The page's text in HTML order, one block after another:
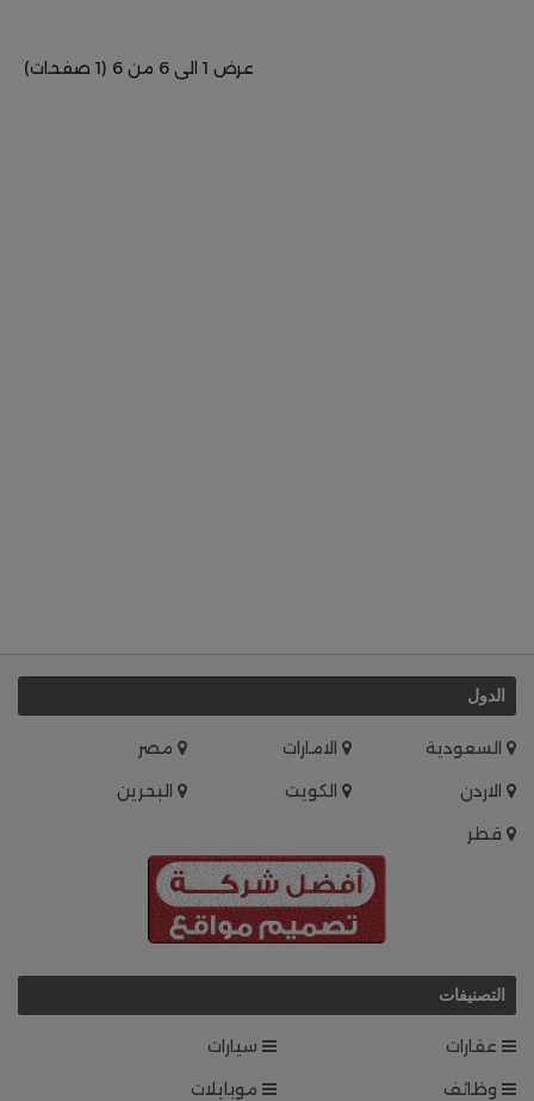
عرض 1 الى 6 من 6 (1 صفحات)
الدول
السعودية الامارات
مصر
الاردن
الكويت
البحرين
قطر
التصنيفات
عقارات
سيارات
وظائف
موبايلات